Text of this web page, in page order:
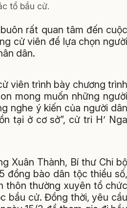
tổ bầu cử.
rất quan tâm đến cuộc
cử viên để lựa chọn người
dân.
viên trình bày chương trình
mong muốn những người
nghe ý kiến của người dân
tại ở cơ sở”, cử tri H’ Nga
Xuân Thành, Bí thư Chi bộ
đồng bào dân tộc thiểu số,
thôn thường xuyên tổ chức
bầu cử. Đồng thời, yêu cầu